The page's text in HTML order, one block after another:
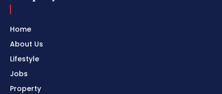
Home
About Us
Lifestyle
Jobs
Property